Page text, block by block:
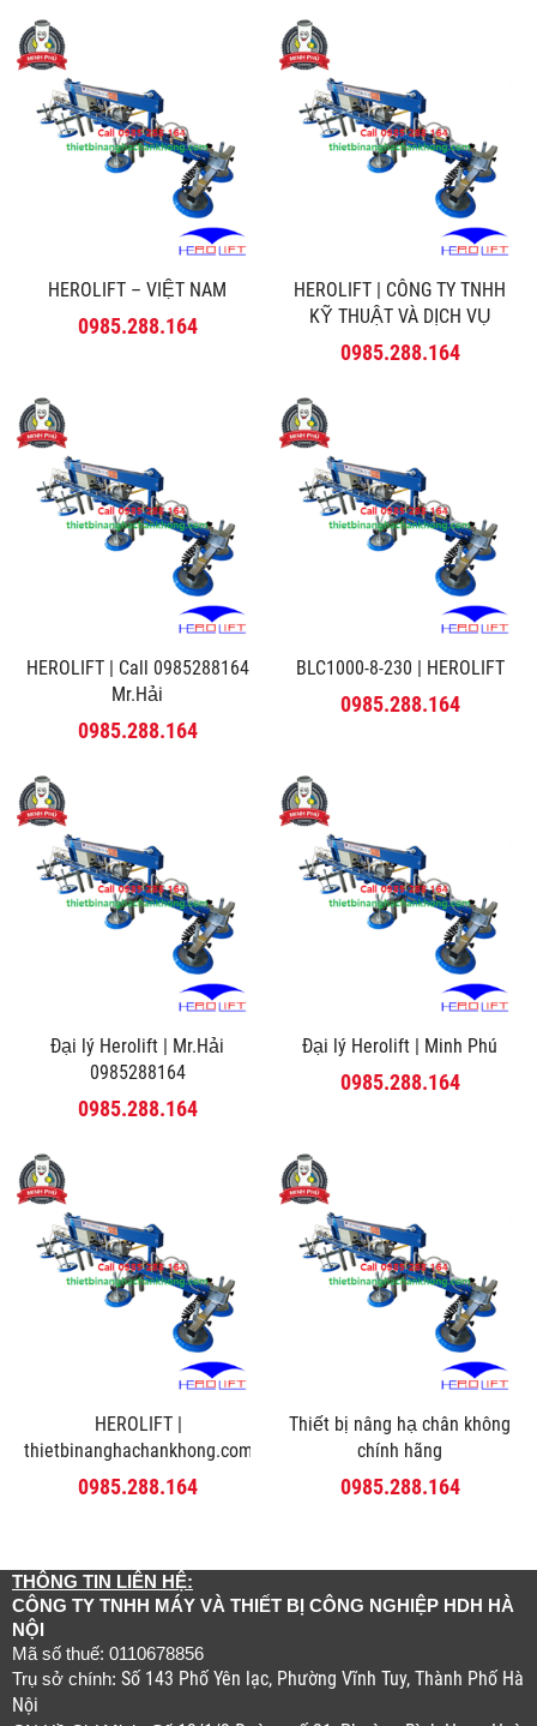
HEROLIFT – VIỆT NAM
0985.288.164
HEROLIFT | CÔNG TY TNHH
KỸ THUẬT VÀ DỊCH VỤ
MINH PHÚ
0985.288.164
HEROLIFT | Call 0985288164
Mr.Hải
0985.288.164
BLC1000-8-230 | HEROLIFT
0985.288.164
Đại lý Herolift | Mr.Hải
0985288164
0985.288.164
Đại lý Herolift | Minh Phú
0985.288.164
HEROLIFT |
thietbinanghachankhong.com
0985.288.164
Thiết bị nâng hạ chân không
chính hãng
0985.288.164
THÔNG TIN LIÊN HỆ:
CÔNG TY TNHH MÁY VÀ THIẾT BỊ CÔNG NGHIỆP HDH HÀ
NỘI
Mã số thuế: 0110678856
Trụ sở chính: Số 143 Phố Yên lạc, Phường Vĩnh Tuy, Thành Phố Hà
Nội